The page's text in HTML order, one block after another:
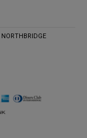
NORTHBRIDGE